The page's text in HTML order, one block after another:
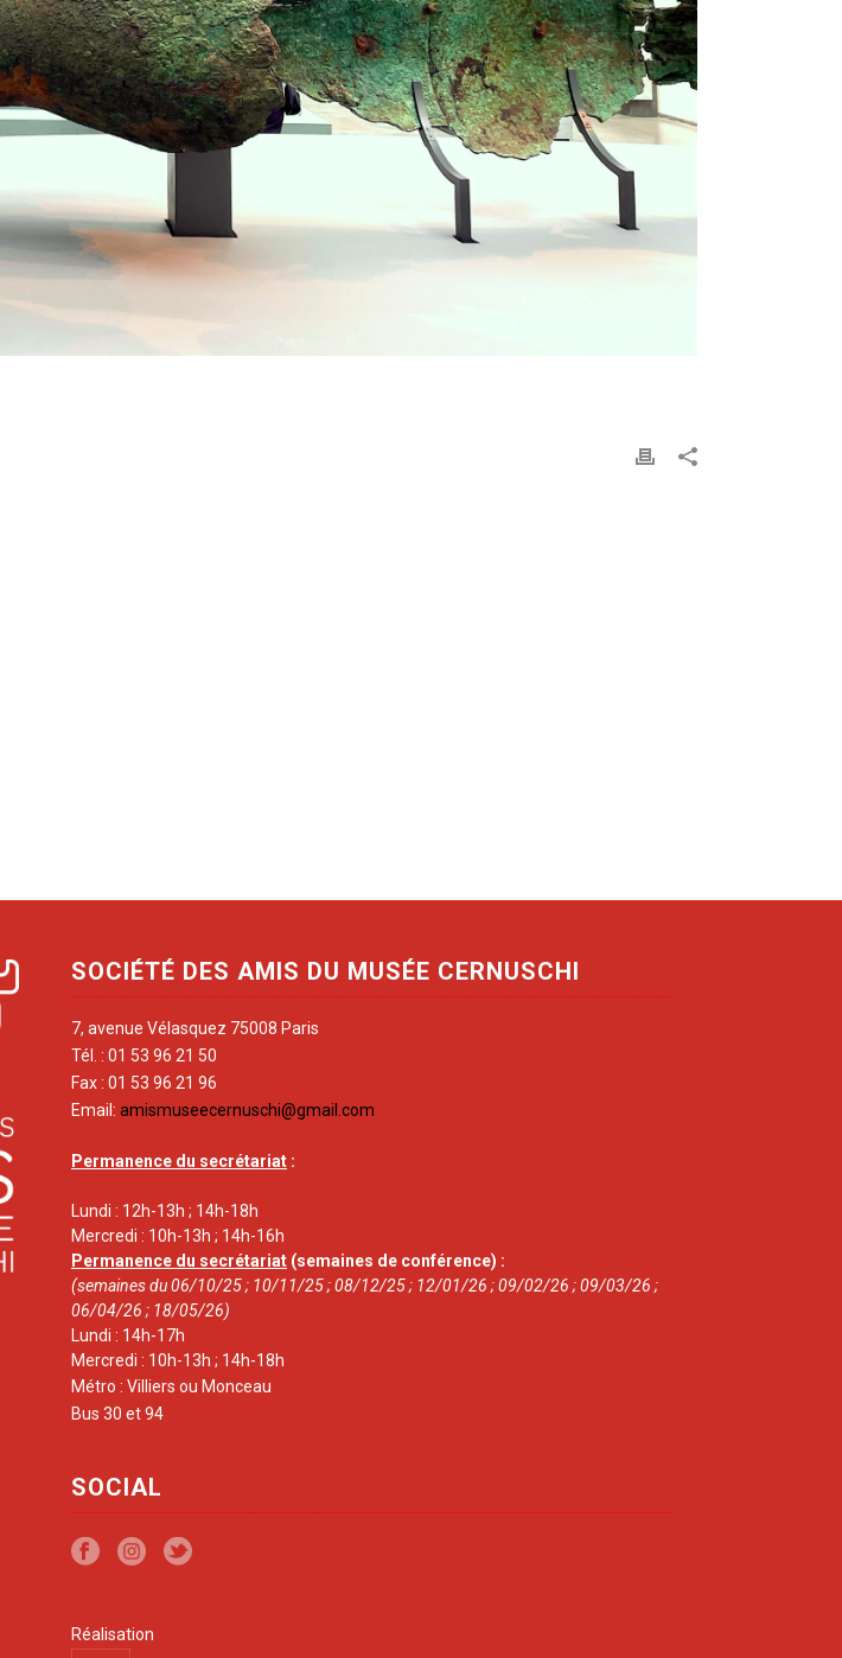
SOCIÉTÉ DES AMIS DU MUSÉE CERNUSCHI
7, avenue Vélasquez 75008 Paris
Tél. : 01 53 96 21 50
Fax : 01 53 96 21 96
Email: amismuseecernuschi@gmail.com
Permanence du secrétariat :
Lundi : 12h-13h ; 14h-18h
Mercredi : 10h-13h ; 14h-16h
Permanence du secrétariat (semaines de conférence) :
(semaines du 06/10/25 ; 10/11/25 ; 08/12/25 ; 12/01/26 ; 09/02/26 ; 09/03/26 ;
06/04/26 ; 18/05/26)
Lundi : 14h-17h
Mercredi : 10h-13h ; 14h-18h
Métro : Villiers ou Monceau
Bus 30 et 94
SOCIAL
Réalisation